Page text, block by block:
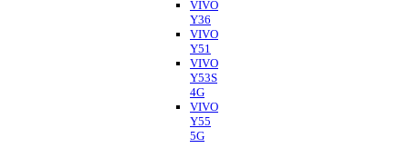
VIVO
Y36
VIVO
Y51
VIVO
Y53S
4G
VIVO
Y55
5G